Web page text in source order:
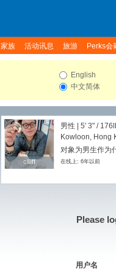
家族 活动讯息 旅游 Perks会
English
中文简体
clliiff
clliiff
男性 | 5' 3" /
Kowloon, Hong
对象为男生作为
在线上: 6年以前
Please
用户名